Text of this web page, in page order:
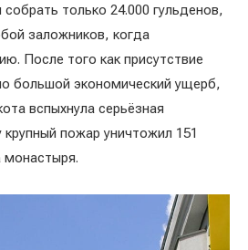
только 24.000 гульденов,
заложников, когда
После того как присутствие
большой экономический ущерб,
вспыхнула серьёзная
пожар уничтожил 151
монастыря.